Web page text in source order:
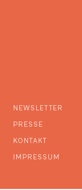
NEWSLETTER
PRESSE
KONTAKT
IMPRESSUM